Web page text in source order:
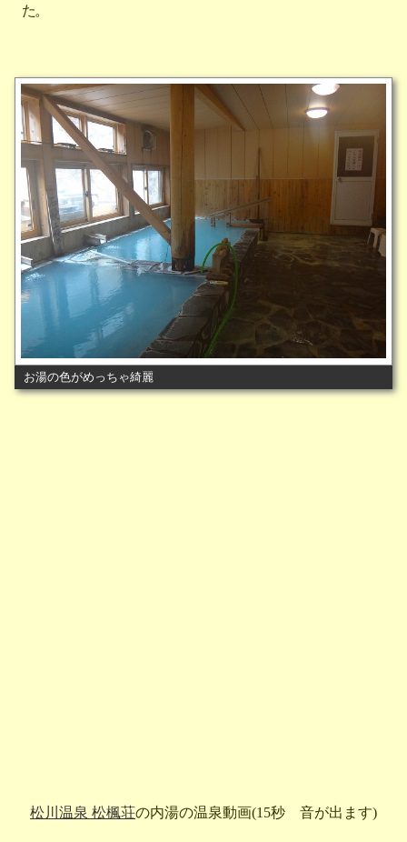
た。
お湯の色がめっちゃ綺麗
松川温泉 松楓荘の内湯の温泉動画(15秒 音が出ます)